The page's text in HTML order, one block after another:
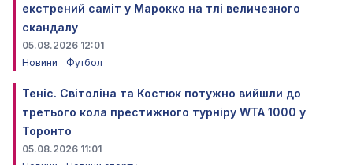
екстрений саміт у Марокко на тлі величезного
скандалу
05.08.2026 12:01
Новини
Футбол
Теніс. Світоліна та Костюк потужно вийшли до
третього кола престижного турніру WTA 1000 у
Торонто
05.08.2026 11:01